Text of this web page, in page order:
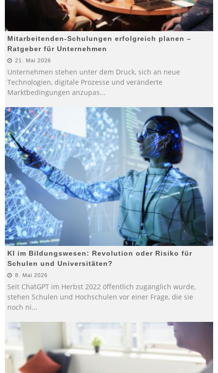
Mitarbeitenden-Schulungen erfolgreich planen –
Ratgeber für Unternehmen
21. Mai 2026
Unternehmen stehen unter dem Druck, sich an neue
Technologien, digitale Prozesse und veränderte
Marktbedingungen anzupas...
KI im Bildungswesen: Revolution oder Risiko für
Schulen und Universitäten?
8. Mai 2026
Seit ChatGPT im Herbst 2022 öffentlich zugänglich wurde,
stehen Schulen und Hochschulen vor einer Frage, die sie
noch ni...